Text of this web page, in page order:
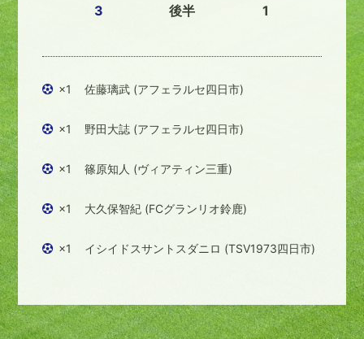
3
後半
1
佐藤璃武 (アフェラルセ四日市)
×1
野田大誌 (アフェラルセ四日市)
×1
篠原知人 (ヴィアティン三重)
×1
大久保智紀 (FCグランリオ鈴鹿)
×1
イシイドスサントスダニロ (TSV1973四日市)
×1